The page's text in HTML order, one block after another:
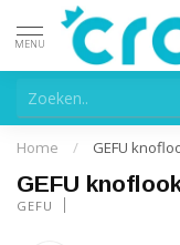
MENU
Home / GEFU
GEFU
GEFU